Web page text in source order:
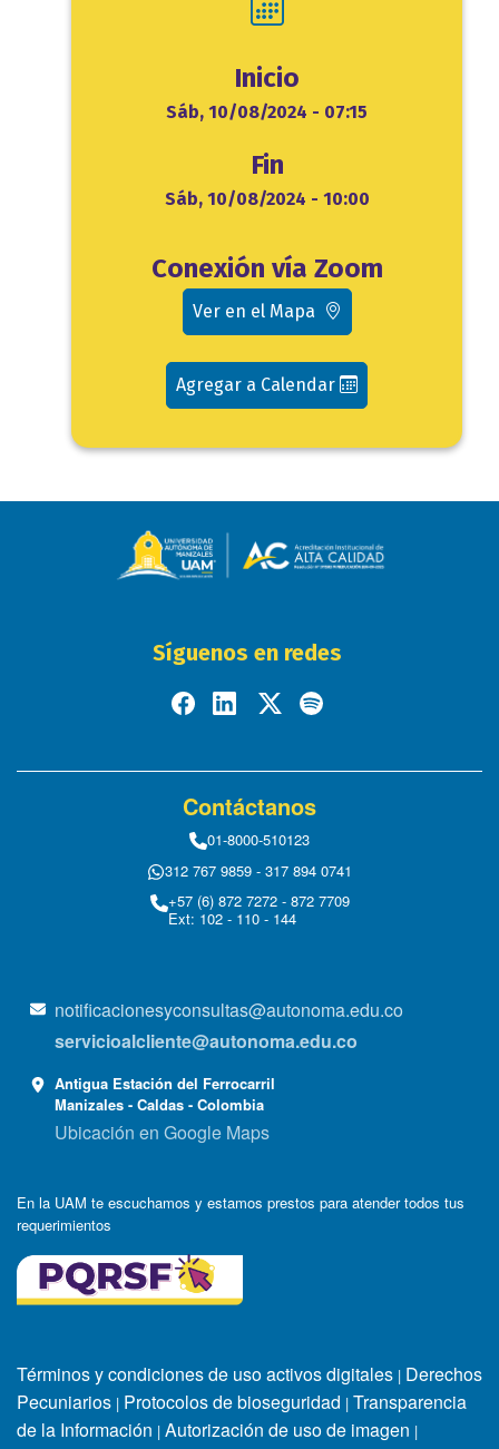
Inicio
Sáb, 10/08/2024 - 07:15
Fin
Sáb, 10/08/2024 - 10:00
Ubicación
Conexión vía Zoom
Ver en el Mapa
Agregar a Calendar
Síguenos en redes
Contáctanos
01-8000-510123
312 767 9859 - 317 894 0741
+57 (6) 872 7272 - 872 7709
Ext: 102 - 110 - 144
notificacionesyconsultas@autonoma.edu.co
servicioalcliente@autonoma.edu.co
Antigua Estación del Ferrocarril
Manizales - Caldas - Colombia
Ubicación en Google Maps
En la UAM te escuchamos y estamos prestos para atender todos tus
requerimientos
Términos y condiciones de uso activos digitales | Derechos
Pecuniarios | Protocolos de bioseguridad | Transparencia
de la Información | Autorización de uso de imagen |